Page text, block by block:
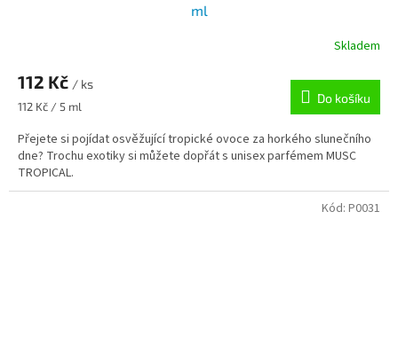
ml
Skladem
112 Kč / ks
Měrná
112 Kč / 5 ml
Do košíku
Přejete si pojídat osvěžující tropické ovoce za horkého slunečního
dne? Trochu exotiky si můžete dopřát s unisex parfémem MUSC
TROPICAL.
Kód: P0031